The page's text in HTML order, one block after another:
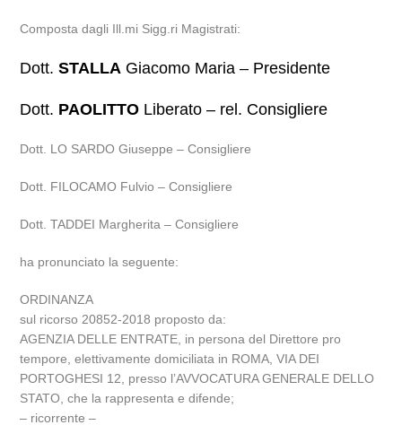
Composta dagli Ill.mi Sigg.ri Magistrati:
Dott.STALLA Giacomo Maria – Presidente
Dott. PAOLITTO Liberato – rel. Consigliere
Dott. LO SARDO Giuseppe – Consigliere
Dott. FILOCAMO Fulvio – Consigliere
Dott. TADDEI Margherita – Consigliere
ha pronunciato la seguente:
ORDINANZA
sul ricorso 20852-2018 proposto da:
AGENZIA DELLE ENTRATE, in persona del Direttore pro
tempore, elettivamente domiciliata in ROMA, VIA DEI
PORTOGHESI 12, presso l’AVVOCATURA GENERALE DELLO
STATO, che la rappresenta e difende;
– ricorrente –